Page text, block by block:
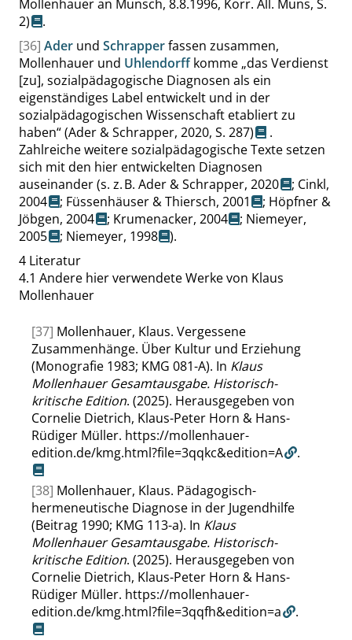
Mollenhauer an Munsch, 8.8.1996, Korr. All. Muns, S.
2)
.
[36] Ader und Schrapperfassen zusammen,
Mollenhauer und Uhlendorffkomme „das Verdienst
[zu], sozialpädagogische Diagnosen als ein
eigenständiges Label entwickelt und in der
sozialpädagogischen Wissenschaft etabliert zu
haben“(Ader & Schrapper, 2020, S. 287)
.
Zahlreiche weitere sozialpädagogische Texte setzen
sich mit den hier entwickelten Diagnosen
auseinander (s. z. B. Ader & Schrapper, 2020 ; Cinkl,
2004
; Füssenhäuser & Thiersch, 2001 ; Höpfner &
Jöbgen, 2004
; Krumenacker, 2004 ; Niemeyer,
2005
; Niemeyer, 1998
).
4 Literatur
4.1 Andere hier verwendete Werke von Klaus
Mollenhauer
[37] Mollenhauer, Klaus. Vergessene
Zusammenhänge. Über Kultur und Erziehung
(Monografie 1983; KMG 081-A). In Klaus
Mollenhauer Gesamtausgabe. Historisch-
kritische Edition. (2025). Herausgegeben von
Cornelie Dietrich, Klaus-Peter Horn & Hans-
Rüdiger Müller. https://mollenhauer-
edition.de/kmg.html?file=3qqkc&edition=A
.
[38] Mollenhauer, Klaus. Pädagogisch-
hermeneutische Diagnose in der Jugendhilfe
(Beitrag 1990; KMG 113-a). In Klaus
Mollenhauer Gesamtausgabe. Historisch-
kritische Edition. (2025). Herausgegeben von
Cornelie Dietrich, Klaus-Peter Horn & Hans-
Rüdiger Müller. https://mollenhauer-
edition.de/kmg.html?file=3qqfh&edition=a
.